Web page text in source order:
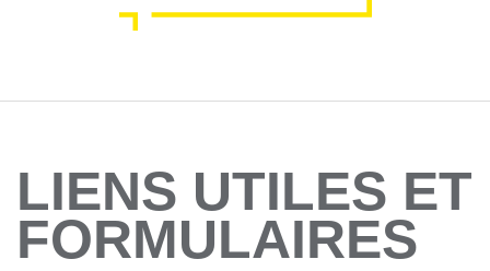
LIENS UTILES ET
FORMULAIRES